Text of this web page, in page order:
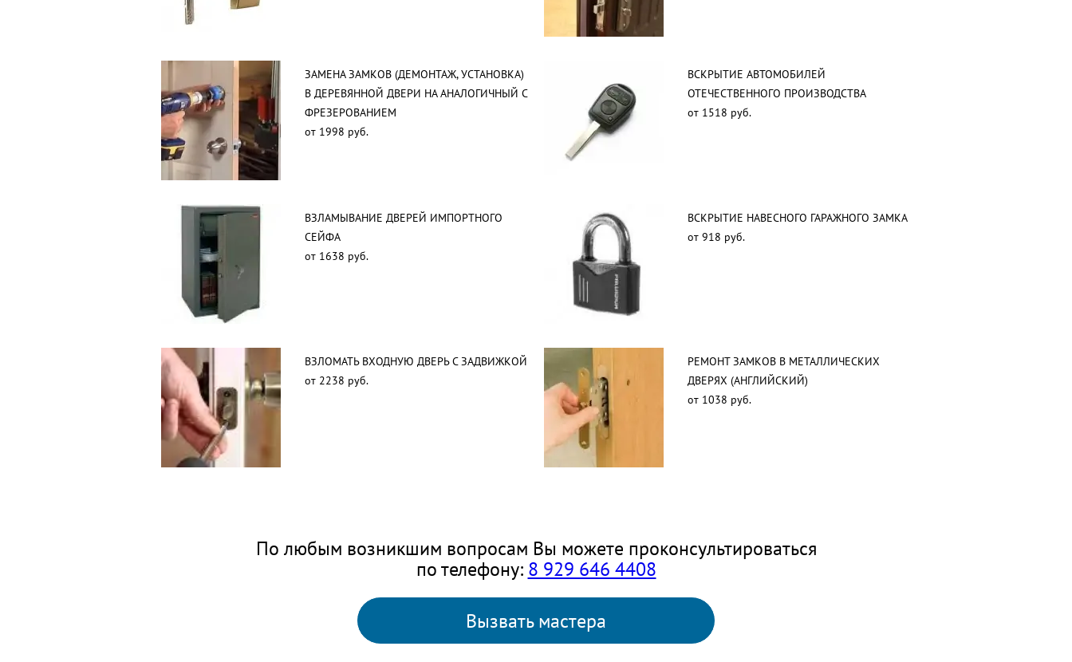
ЗАМЕНА ЗАМКОВ (ДЕМОНТАЖ, УСТАНОВКА)
В ДЕРЕВЯННОЙ ДВЕРИ НА АНАЛОГИЧНЫЙ С
ФРЕЗЕРОВАНИЕМ
от 1998 руб.
ВСКРЫТИЕ АВТОМОБИЛЕЙ
ОТЕЧЕСТВЕННОГО ПРОИЗВОДСТВА
от 1518 руб.
ВЗЛАМЫВАНИЕ ДВЕРЕЙ ИМПОРТНОГО
СЕЙФА
от 1638 руб.
ВСКРЫТИЕ НАВЕСНОГО ГАРАЖНОГО ЗАМКА
от 918 руб.
ВЗЛОМАТЬ ВХОДНУЮ ДВЕРЬ С ЗАДВИЖКОЙ
от 2238 руб.
РЕМОНТ ЗАМКОВ В МЕТАЛЛИЧЕСКИХ
ДВЕРЯХ (АНГЛИЙСКИЙ)
от 1038 руб.
По любым возникшим вопросам Вы можете проконсультироваться
по телефону: 8 929 646 4408
Вызвать мастера